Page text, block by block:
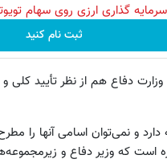
سرمایه گذاری ارزی روی سهام
ثبت نام کنید
دفاع هم از نظر تأیید کلی و
و نمی‌توان اسامی آنها را
حمایت وزارت دفاع قرار گرفته طرح هواپیمای 150 نفره است که